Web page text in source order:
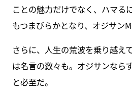
ことの魅力だけでなく、ハマる
もつまびらかとなり、オジサン
さらに、人生の荒波を乗り越え
は名言の数々も。オジサンなら
と必至だ。